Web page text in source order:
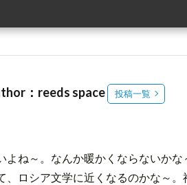
：reeds space 投稿一覧
よね～。なんか暖かくならないか
、ロシア文学に近くなるのかな～